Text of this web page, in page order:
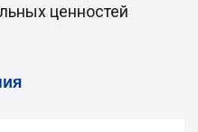
ценностей